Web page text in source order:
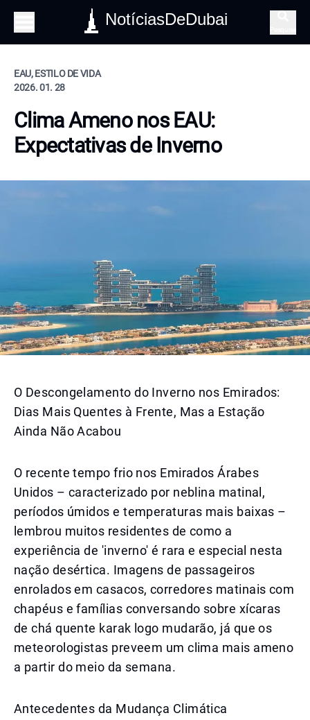
NotíciasDeDubai
EAU, ESTILO DE VIDA
2026. 01. 28
Clima Ameno nos EAU:
Expectativas de Inverno
O Descongelamento do Inverno nos Emirados:
Dias Mais Quentes à Frente, Mas a Estação
Ainda Não Acabou
O recente tempo frio nos Emirados Árabes
Unidos – caracterizado por neblina matinal,
períodos úmidos e temperaturas mais baixas –
lembrou muitos residentes de como a
experiência de 'inverno' é rara e especial nesta
nação desértica. Imagens de passageiros
enrolados em casacos, corredores matinais com
chapéus e famílias conversando sobre xícaras
de chá quente karak logo mudarão, já que os
meteorologistas preveem um clima mais ameno
a partir do meio da semana.
Antecedentes da Mudança Climática